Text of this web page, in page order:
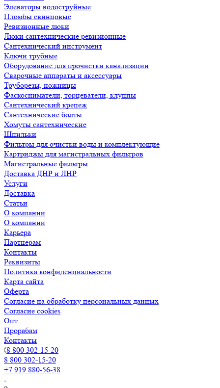
Элеваторы водоструйные
Пломбы свинцовые
Ревизионные люки
Люки сантехнические ревизионные
Сантехнический инструмент
Ключи трубные
Оборудование для прочистки канализации
Сварочные аппараты и аксессуары
Труборезы, ножницы
Фаскосниматели, торцеватели, клуппы
Сантехнический крепеж
Сантехнические болты
Хомуты сантехнические
Шпильки
Фильтры для очистки воды и комплектующие
Картриджы для магистральных фильтров
Магистральные фильтры
Доставка ДНР и ЛНР
Услуги
Доставка
Статьи
О компании
О компании
Карьера
Партнерам
Контакты
Реквизиты
Политика конфиденциальности
Карта сайта
Оферта
Согласие на обработку персональных данных
Согласие cookies
Опт
Прорабам
Контакты
8 800 302-15-20
8 800 302-15-20
+7 919 880-56-38